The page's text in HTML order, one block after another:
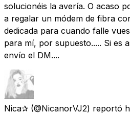
solucionéis la avería. O acaso
a regalar un módem de fibra
dedicada para cuando falle
para mí, por supuesto..... Si es
envío el DM....
Nica✰ (@NicanorVJ2) reportó